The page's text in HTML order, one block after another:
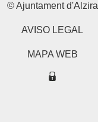
© Ajuntament d'Alzira
AVISO LEGAL
MAPA WEB